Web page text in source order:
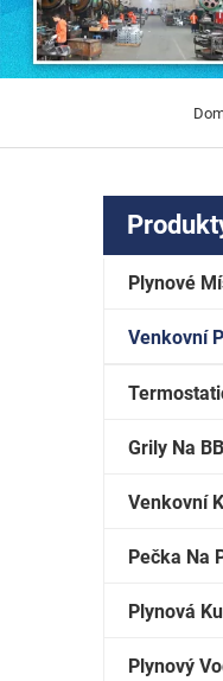
Plynové
Venkovní
Grily Na
Venkovní
Pečka Na
Plynová
Plynový